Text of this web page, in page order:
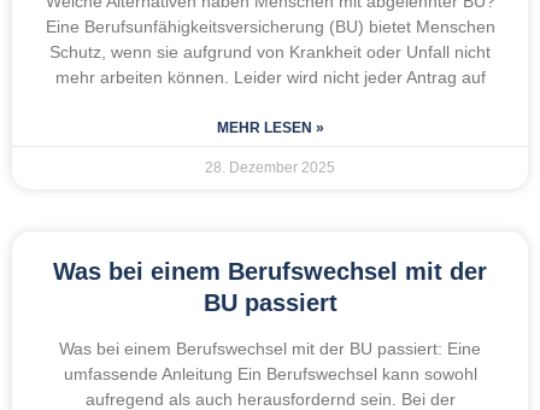
Eine Berufsunfähigkeitsversicherung (BU) bietet Menschen
Schutz, wenn sie aufgrund von Krankheit oder Unfall nicht
mehr arbeiten können. Leider wird nicht jeder Antrag auf
MEHR LESEN »
28. Dezember 2025
Was bei einem Berufswechsel mit der
BU passiert
Was bei einem Berufswechsel mit der BU passiert: Eine
umfassende Anleitung Ein Berufswechsel kann sowohl
aufregend als auch herausfordernd sein. Bei der